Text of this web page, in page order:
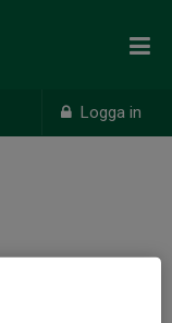
Logga in